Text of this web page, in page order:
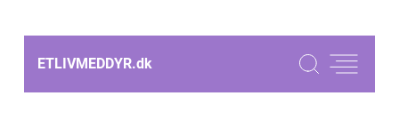
ETLIVMEDDYR.dk